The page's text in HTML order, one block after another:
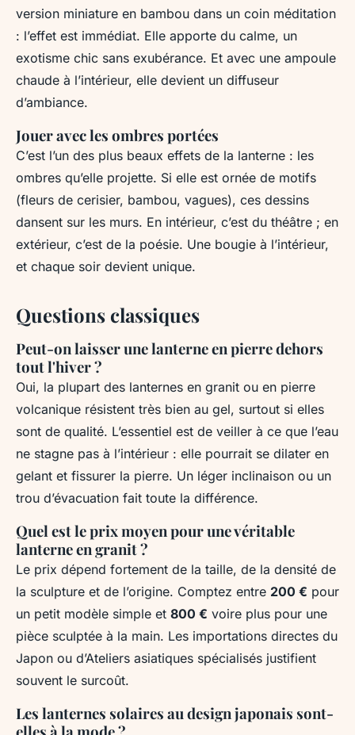
version miniature en bambou dans un coin méditation
: l’effet est immédiat. Elle apporte du calme, un
exotisme chic sans exubérance. Et avec une ampoule
chaude à l’intérieur, elle devient un diffuseur
d’ambiance.
Jouer avec les ombres portées
C’est l’un des plus beaux effets de la lanterne : les
ombres qu’elle projette. Si elle est ornée de motifs
(fleurs de cerisier, bambou, vagues), ces dessins
dansent sur les murs. En intérieur, c’est du théâtre ; en
extérieur, c’est de la poésie. Une bougie à l’intérieur,
et chaque soir devient unique.
Questions classiques
Peut-on laisser une lanterne en pierre dehors
tout l'hiver ?
Oui, la plupart des lanternes en granit ou en pierre
volcanique résistent très bien au gel, surtout si elles
sont de qualité. L’essentiel est de veiller à ce que l’eau
ne stagne pas à l’intérieur : elle pourrait se dilater en
gelant et fissurer la pierre. Un léger inclinaison ou un
trou d’évacuation fait toute la différence.
Quel est le prix moyen pour une véritable
lanterne en granit ?
Le prix dépend fortement de la taille, de la densité de
la sculpture et de l’origine. Comptez entre 200 € pour
un petit modèle simple et 800 € voire plus pour une
pièce sculptée à la main. Les importations directes du
Japon ou d’Ateliers asiatiques spécialisés justifient
souvent le surcoût.
Les lanternes solaires au design japonais sont-